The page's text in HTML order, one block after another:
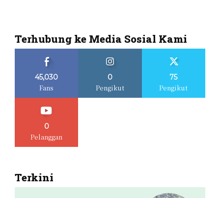
Terhubung ke Media Sosial Kami
45,030
Fans
0
Pengikut
75
Pengikut
0
Pelanggan
Terkini